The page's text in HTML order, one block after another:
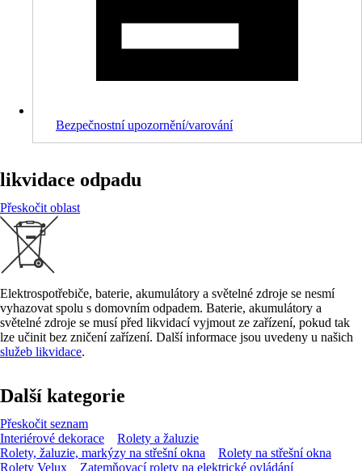
Bezpečnostní upozornění/varování
likvidace odpadu
Přeskočit oblast
Elektrospotřebiče, baterie, akumulátory a světelné zdroje se nesmí
vyhazovat spolu s domovním odpadem. Baterie, akumulátory a
světelné zdroje se musí před likvidací vyjmout ze zařízení, pokud tak
lze učinit bez zničení zařízení. Další informace jsou uvedeny u našich
služeb likvidace.
Další kategorie
Přeskočit seznam
Interiérové dekorace
Rolety a žaluzie
Rolety, žaluzie, markýzy na střešní okna
Rolety na střešní okna
Rolety Velux
Zatemňovací rolety na elektrické ovládání